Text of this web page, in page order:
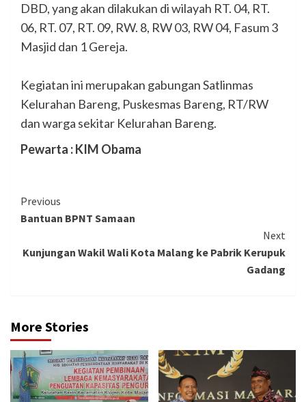
DBD, yang akan dilakukan di wilayah RT. 04, RT.
06, RT. 07, RT. 09, RW. 8, RW 03, RW 04, Fasum 3
Masjid dan 1 Gereja.
Kegiatan ini merupakan gabungan Satlinmas
Kelurahan Bareng, Puskesmas Bareng, RT/RW
dan warga sekitar Kelurahan Bareng.
Pewarta : KIM Obama
Continue
Reading
Previous
Bantuan BPNT Samaan
Next
Kunjungan Wakil Wali Kota Malang ke Pabrik Kerupuk
Gadang
More Stories